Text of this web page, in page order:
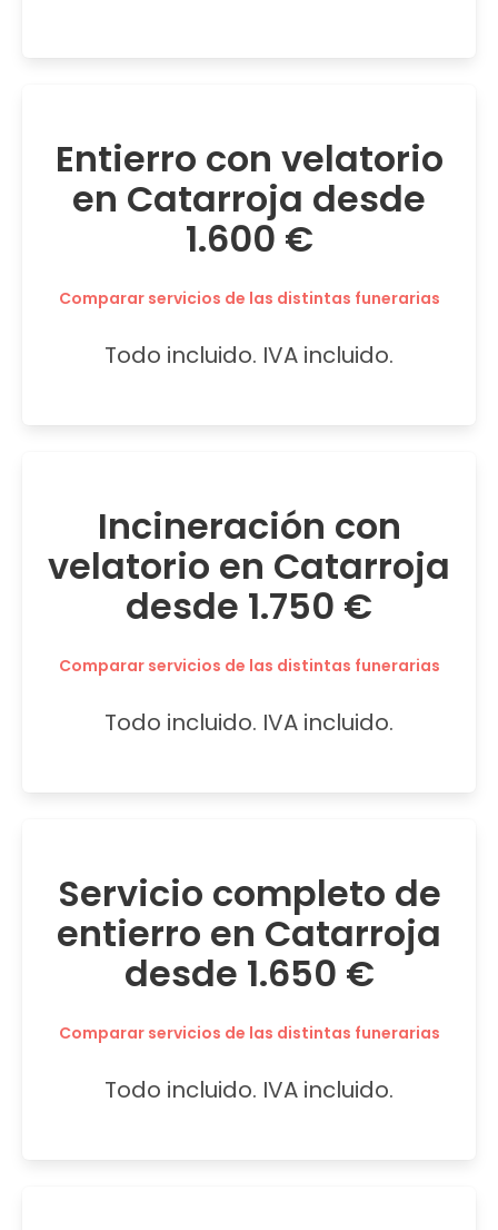
Entierro con velatorio
en Catarroja desde
1.600 €
Comparar servicios de las distintas funerarias
Todo incluido. IVA incluido.
Incineración con
velatorio en Catarroja
desde 1.750 €
Comparar servicios de las distintas funerarias
Todo incluido. IVA incluido.
Servicio completo de
entierro en Catarroja
desde 1.650 €
Comparar servicios de las distintas funerarias
Todo incluido. IVA incluido.